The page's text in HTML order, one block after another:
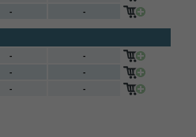
- -
-
-
-
-
- -